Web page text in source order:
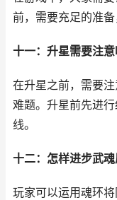
前，需要充足的准备
十一：升星需要注意
在升星之前，需要
难题。升星前先进
线。
十二：怎样进步武魂
玩家可以运用魂环